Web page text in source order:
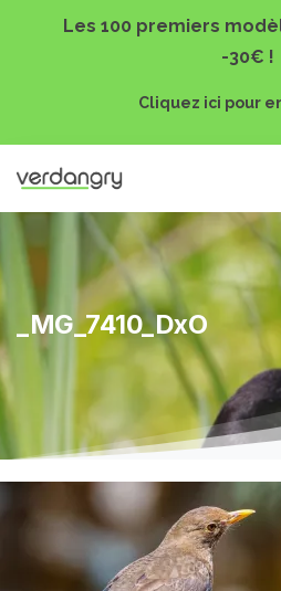
Les 100 premiers
-30€ !
Cliquez ici pour
_MG_7410_DxO